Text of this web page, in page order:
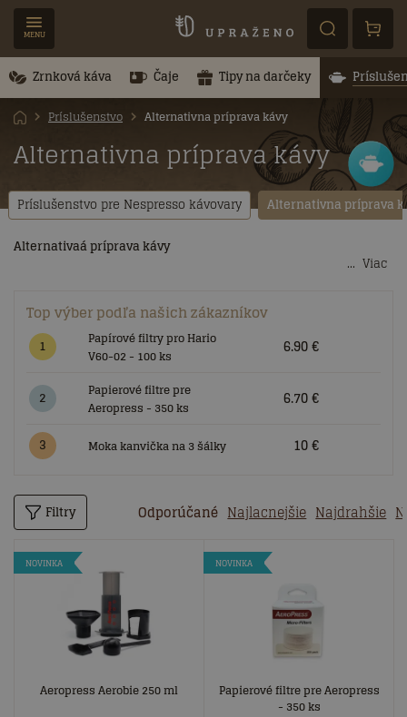
MENU
Zrnková káva Čaje Tipy na darčeky
Príslušenstvo Alternativna príprava kávy
Alternativna príprava kávy
Alternativaá príprava kávy
produkty ponúkame rovno v niekoľkých veľkostiach.
Viac
Top výber podľa našich zákazníkov
1
Papírové filtry pro Hario
V60-02 - 100 ks
6.90 €
2
Papierové filtre pre
Aeropress - 350 ks
6.70 €
3 Moka kanvička na 3 šálky 10 €
Filtry Odporúčané Najlacnejšie Najdrahšie
NOVINKA
Aeropress Aerobie 250 ml
NOVINKA
Papierové filtre pre Aeropress
- 350 ks
Príslušenstvo pre Nespresso kávovary Alternativna príprava